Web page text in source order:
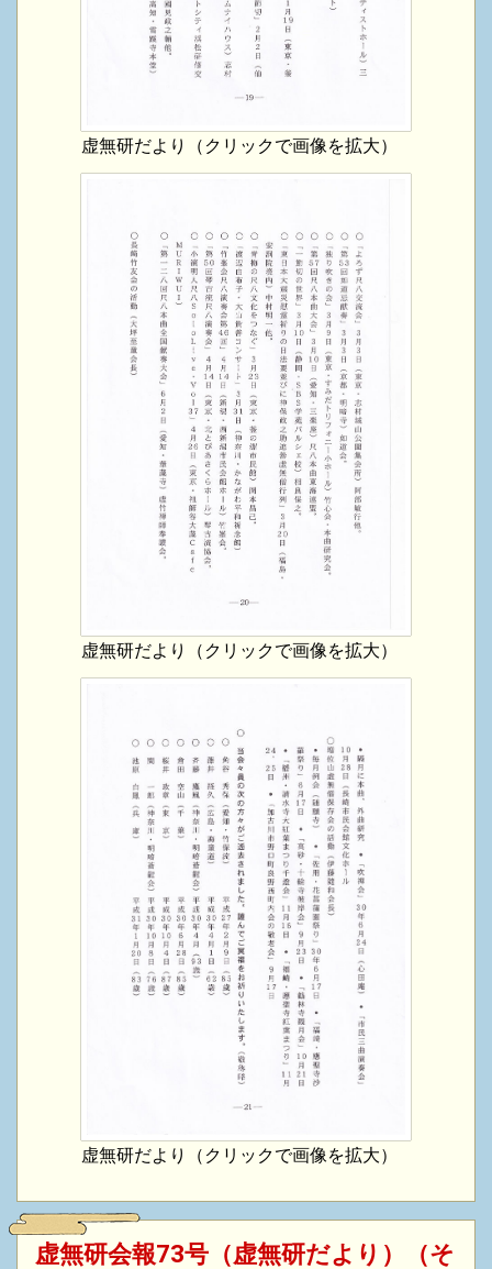
虚無研だより（クリックで画像を拡大）
虚無研だより（クリックで画像を拡大）
虚無研だより（クリックで画像を拡大）
虚無研会報73号（虚無研だより）（そ